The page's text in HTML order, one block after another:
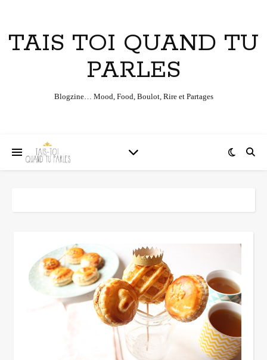
TAIS TOI QUAND TU
PARLES
Blogzine… Mood, Food, Boulot, Rire et Partages